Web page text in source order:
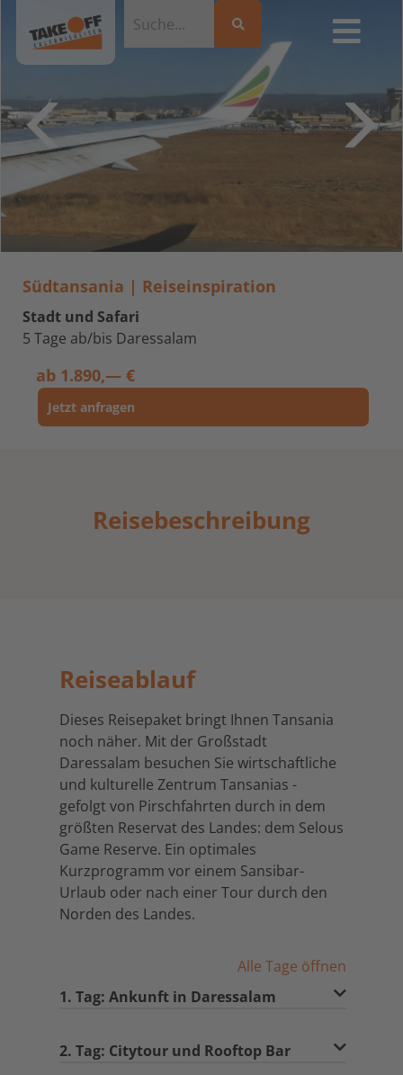
Südtansania | Reiseinspiration
Stadt und Safari
5 Tage ab/bis Daressalam
ab 1.890,— €
Jetzt anfragen
Reisebeschreibung
Reiseablauf
Dieses Reisepaket bringt Ihnen Tansania
noch näher. Mit der Großstadt
Daressalam besuchen Sie wirtschaftliche
und kulturelle Zentrum Tansanias -
gefolgt von Pirschfahrten durch in dem
größten Reservat des Landes: dem Selous
Game Reserve. Ein optimales
Kurzprogramm vor einem Sansibar-
Urlaub oder nach einer Tour durch den
Norden des Landes.
Alle Tage öffnen
1. Tag: Ankunft in Daressalam
2. Tag: Citytour und Rooftop Bar